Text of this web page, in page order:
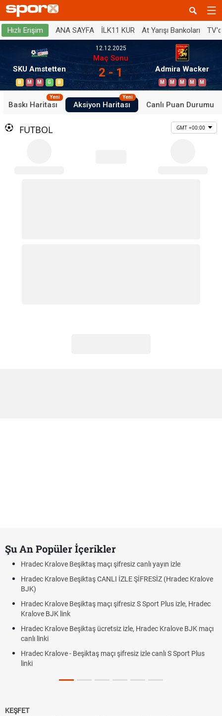
Hızlı Erişim ANA SAYFA İLK11 KUR At Yarışı Bankoları
SKU Amstetten
B M M G B
12.12.2025
Maç Sonu
2 - 1 Admira Wacker
M M M M M
Baskı Haritası
Yeni
Aksiyon Haritası
Yeni
Canlı Puan Durumu
FUTBOL GMT +00:00
Şu An Popüler İçerikler
Hradec Kralove Beşiktaş maçı şifresiz canlı yayın izle
Hradec Kralove Beşiktaş CANLI İZLE ŞİFRESİZ (Hradec Kralove
BJK)
Hradec Kralove Beşiktaş maçı şifresiz S Sport Plus izle, Hradec
Kralove BJK link
Hradec Kralove Beşiktaş ücretsiz izle, Hradec Kralove BJK maçı
canlı linki
Hradec Kralove - Beşiktaş maçı şifresiz izle canlı S Sport Plus
linki
KEŞFET